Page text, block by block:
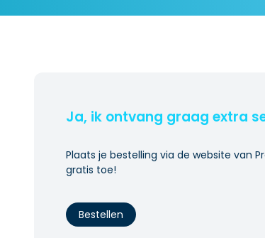
Ja, ik ontvang graag extra
Plaats je bestelling via de website van
gratis toe!
Bestellen